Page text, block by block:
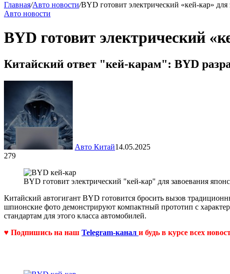
Главная/Авто новости/BYD готовит электрический «кей-кар»
Авто новости
BYD готовит электрический
Китайский ответ "кей-карам": BYD
Авто Китай14.05.2025
279
BYD готовит электрический "кей-кар" для завоевания
Китайский автогигант BYD готовится бросить вызов
шпионские фото демонстрируют компактный прототип с
стандартам для этого класса автомобилей.
♥ Подпишись на наш Telegram-канал и будь в курсе всех